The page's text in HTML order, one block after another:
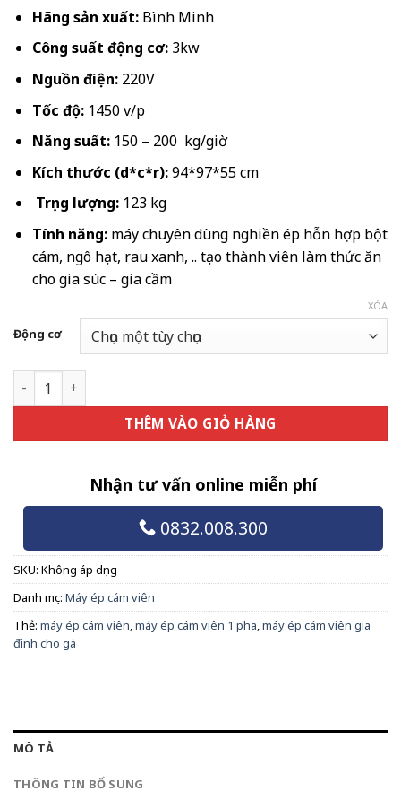
Hãng sản xuất:Bình Minh
Công suất động cơ:3kw
Nguồn điện:220V
Tốc độ:1450 v/p
Năng suất:150 – 200 kg/giờ
Kích thước (d*c*r):94*97*55 cm
Trọng lượng:123 kg
Tính năng:máy chuyên dùng nghiền ép hỗn hợp bột
cám, ngô hạt, rau xanh, .. tạo thành viên làm thức ăn
cho gia súc – gia cầm
Động cơ
XÓA
Máy ép cám viên S180-4L số lượng
THÊM VÀO GIỎ HÀNG
Nhận tư vấn online miễn phí
0832.008.300
SKU: Không áp dụng
Danh mục: Máy ép cám viên
Thẻ: máy ép cám viên,máy ép cám viên 1 pha,máy ép cám viên gia
đình cho gà
MÔ TẢ
THÔNG TIN BỔ SUNG